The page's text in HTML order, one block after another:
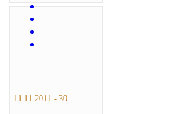
11.11.2011 - 30...